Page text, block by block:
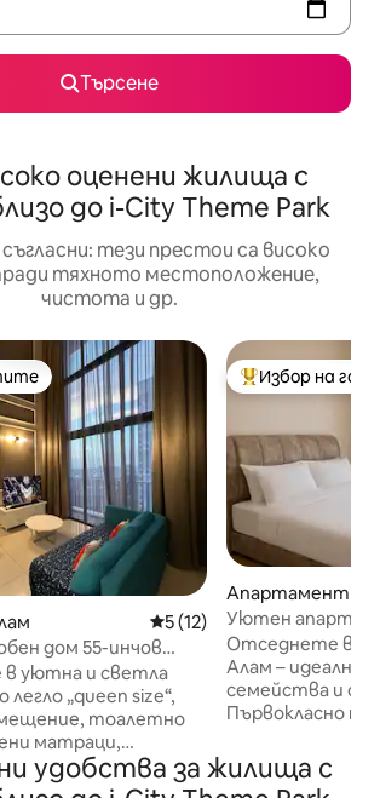
Търсене
оценени жилища с
до i-City Theme Park
тези престои са високо
тяхното местоположение,
чистота и др.
Средна оценка: 5 от 5,
5 (12)
дом 55-инчов
+ Netflix i-
уютна и светла
легло „queen size“,
тоалетно
матраци,
кърпи с хотелско
се с Netflix HD
Най-популярен
Избор на
Апартамент –
Уютен
мола и
Отседнете в
Алам – идеално
семейства и
Първокласно
център Central i-
3 минути от
удобства за жилища с